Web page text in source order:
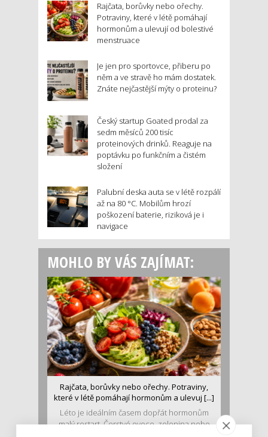
Rajčata, borůvky nebo ořechy.
Potraviny, které v létě pomáhají
hormonům a ulevují od bolestivé
menstruace
Je jen pro sportovce, přiberu po
něm a ve stravě ho mám dostatek.
Znáte nejčastější mýty o proteinu?
Český startup Goated prodal za
sedm měsíců 200 tisíc
proteinových drinků. Reaguje na
poptávku po funkčním a čistém
složení
Palubní deska auta se v létě rozpálí
až na 80 °C. Mobilům hrozí
poškození baterie, riziková je i
navigace
MOHLO BY VÁS ZAJÍMAT:
Rajčata, borůvky nebo ořechy. Potraviny,
které v létě pomáhají hormonům a ulevuj [...]
Léto je ideálním časem dopřát hormonům
malý restart. Čerstvé ovoce, zelenina nebo